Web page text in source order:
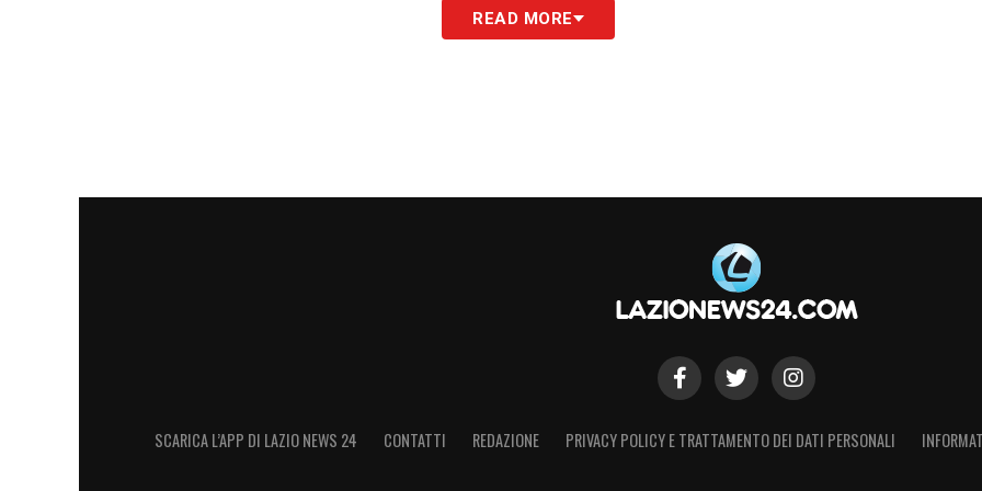
READ MORE
SCARICA L’APP DI LAZIO NEWS 24 CONTATTI REDAZIONE PRIVACY POLICY E TRATTAMENTO DEI DATI PERSONALI